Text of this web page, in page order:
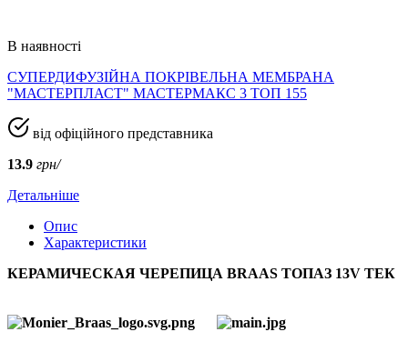
В наявності
СУПЕРДИФУЗІЙНА ПОКРІВЕЛЬНА МЕМБРАНА
"МАСТЕРПЛАСТ" МАСТЕРМАКС 3 ТОП 155
від офіційного представника
13.9 грн/
Детальніше
Опис
Характеристики
КЕРАМИЧЕСКАЯ ЧЕРЕПИЦА BRAAS ТОПАЗ 13V ТЕК